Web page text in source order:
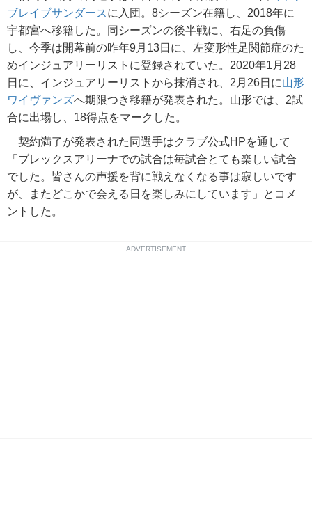
ブレイブサンダースに入団。8シーズン在籍し、2018年に
宇都宮へ移籍した。同シーズンの後半戦に、右足の負傷
し、今季は開幕前の昨年9月13日に、左変形性足関節症のた
めインジュアリーリストに登録されていた。2020年1月28
日に、インジュアリーリストから抹消され、2月26日に山形
ワイヴァンズへ期限つき移籍が発表された。山形では、2試
合に出場し、18得点をマークした。
契約満了が発表された同選手はクラブ公式HPを通して
「ブレックスアリーナでの試合は毎試合とても楽しい試合
でした。皆さんの声援を背に戦えなくなる事は寂しいです
が、またどこかで会える日を楽しみにしています」とコメ
ントした。
ADVERTISEMENT